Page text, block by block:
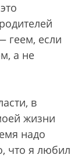
геем, если
а не
в
жизни
надо
что я любил